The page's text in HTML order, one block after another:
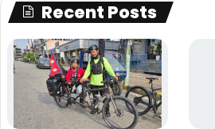
Recent Posts